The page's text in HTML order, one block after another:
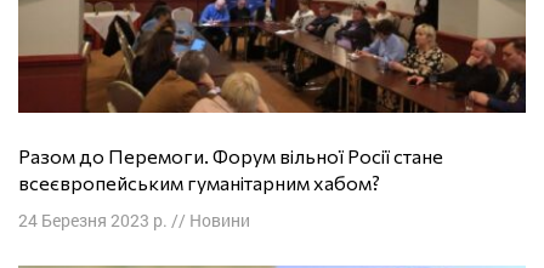
Разом до Перемоги. Форум вільної Росії стане
всеєвропейським гуманітарним хабом?
24 Березня 2023 р. // Новини